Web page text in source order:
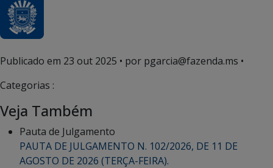
Publicado em 23 out 2025 • por pgarcia@fazenda.ms •
Categorias :
Veja Também
Pauta de Julgamento
PAUTA DE JULGAMENTO N. 102/2026, DE 11 DE
AGOSTO DE 2026 (TERÇA-FEIRA).